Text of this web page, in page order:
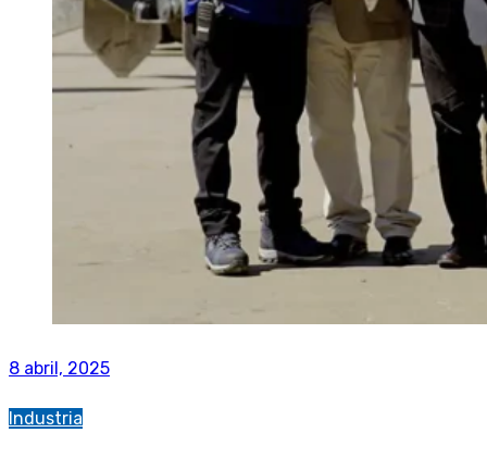
8 abril, 2025
Industria